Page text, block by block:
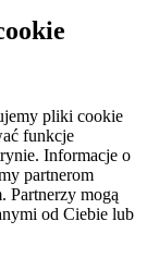
pliki cookie
funkcje
Informacje o
partnerom
Partnerzy mogą
od Ciebie lub